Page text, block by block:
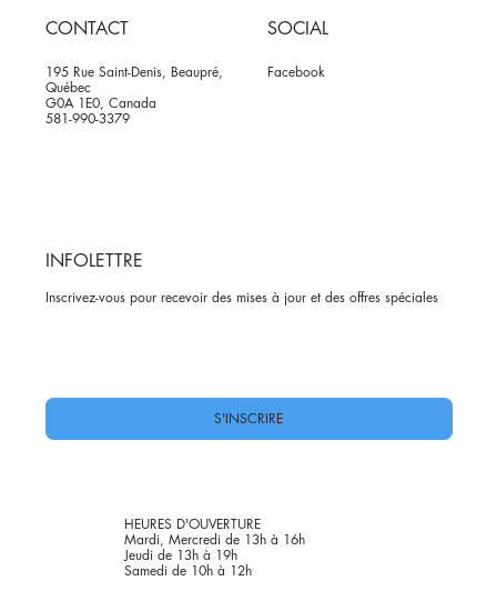
CONTACT
195 Rue Saint-Denis, Beaupré,
Québec
G0A 1E0, Canada
581-990-3379
SOCIAL
Facebook
INFOLETTRE
Inscrivez-vous pour recevoir des mises à jour et des offres spéciales
S'INSCRIRE
HEURES D'OUVERTURE
Mardi, Mercredi de 13h à 16h
Jeudi de 13h à 19h
Samedi de 10h à 12h